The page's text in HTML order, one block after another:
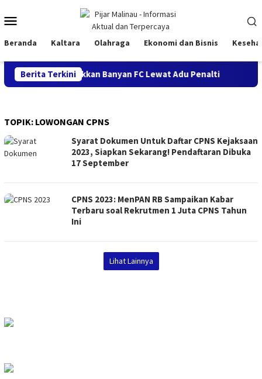
ke
Mobile
Beranda Kaltara Olahraga Ekonomi dan Bisnis
Berita Terkini
BMC 2026, Taklukkan Banyan FC Lewat Adu Penalti
TOPIK: LOWONGAN CPNS
Syarat Dokumen Untuk Daftar CPNS Kejaksaan
2023, Siapkan Sekarang! Pendaftaran Dibuka
17 September
CPNS 2023: MenPAN RB Sampaikan Kabar
Terbaru soal Rekrutmen 1 Juta CPNS Tahun
Ini
Lihat Lainnya